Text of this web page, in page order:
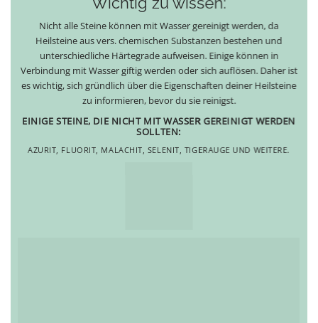
Nicht alle Steine können mit Wasser gereinigt werden, da
Heilsteine aus vers. chemischen Substanzen bestehen und
unterschiedliche Härtegrade aufweisen. Einige können in
Verbindung mit Wasser giftig werden oder sich auflösen. Daher ist
es wichtig, sich gründlich über die Eigenschaften deiner Heilsteine
zu informieren, bevor du sie reinigst.
EINIGE STEINE, DIE NICHT MIT WASSER GEREINIGT WERDEN
SOLLTEN:
AZURIT, FLUORIT, MALACHIT, SELENIT, TIGERAUGE UND WEITERE.